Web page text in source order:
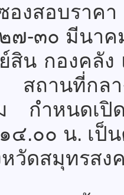
งสอบราค
๗-๓๐ มีนาค
สิน กองคลั
านที่กลาง
ม กำหนดเ
๔.๐๐ น. เป็
วัดสมุทรสง